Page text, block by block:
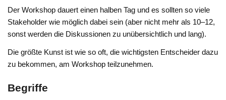
Der Workshop dauert einen halben Tag und es sollten so viele
Stakeholder wie möglich dabei sein (aber nicht mehr als 10–12,
sonst werden die Diskussionen zu unübersichtlich und lang).
Die größte Kunst ist wie so oft, die wichtigsten Entscheider dazu
zu bekommen, am Workshop teilzunehmen.
Begriffe